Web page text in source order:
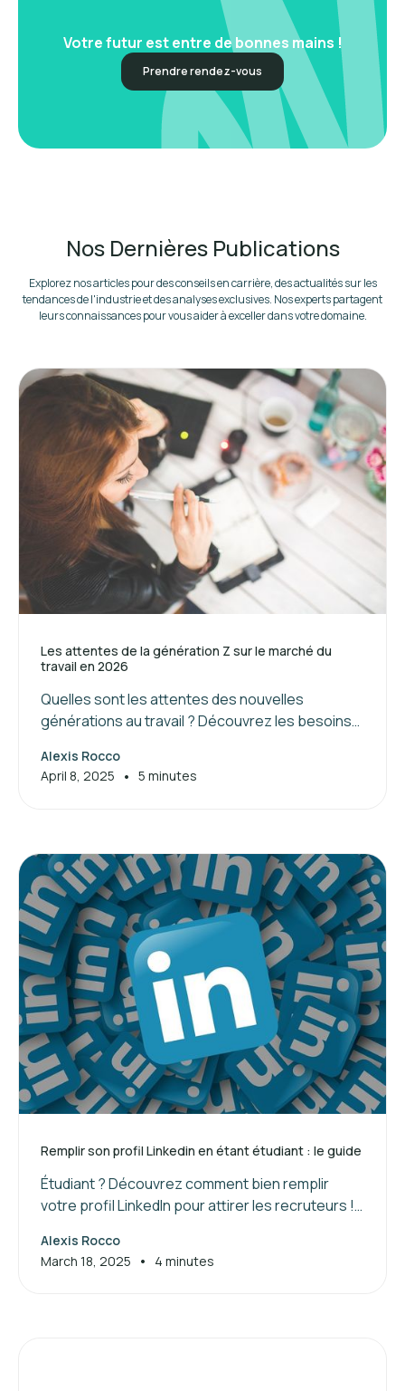
Votre futur est entre de bonnes mains !
Prendre rendez-vous
Nos Dernières Publications
Explorez nos articles pour des conseils en carrière, des actualités sur les
tendances de l'industrie et des analyses exclusives. Nos experts partagent
leurs connaissances pour vous aider à exceller dans votre domaine.
Les attentes de la génération Z sur le marché du
travail en 2026
Quelles sont les attentes des nouvelles
générations au travail ? Découvrez les besoins
manager ces jeunes talents.
Alexis Rocco
April 8, 2025
• 5 minutes
Remplir son profil Linkedin en étant étudiant : le guide
Étudiant ? Découvrez comment bien remplir
votre profil LinkedIn pour attirer les recruteurs !
compétences et booster votre réseau.
Alexis Rocco
March 18, 2025
• 4 minutes